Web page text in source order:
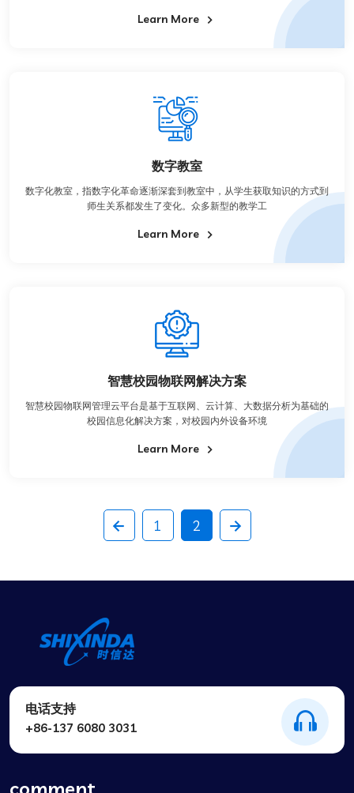
Learn More
数字教室
数字化教室，指数字化革命逐渐深套到教室中，从学生获取知识的方式到
师生关系都发生了变化。众多新型的教学工
Learn More
智慧校园物联网解决方案
智慧校园物联网管理云平台是基于互联网、云计算、大数据分析为基础的
校园信息化解决方案，对校园内外设备环境
Learn More
1 2
电话支持
+86-137 6080 3031
comment